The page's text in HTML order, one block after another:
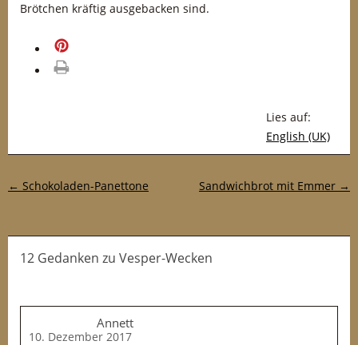
Brötchen kräftig ausgebacken sind.
Lies auf:
English (UK)
Post-Navigation
← Schokoladen-Panettone Sandwichbrot mit Emmer →
12 Gedanken zu Vesper-Wecken
Annett
10. Dezember 2017